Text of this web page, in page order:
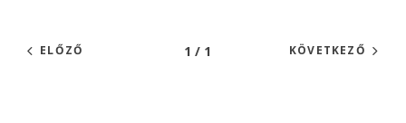
ELŐZŐ 1 / 1 KÖVETKEZŐ